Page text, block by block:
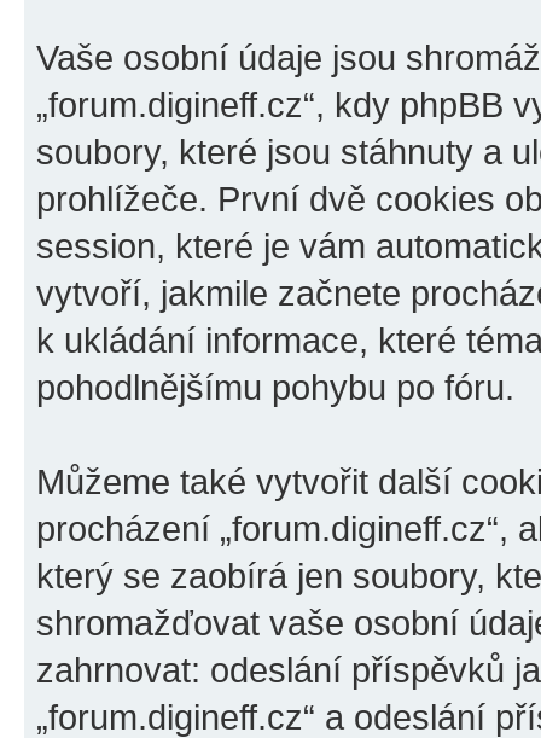
Vaše osobní údaje jsou
„forum.digineff.cz“, kdy phpBB
soubory, které jsou stáhnuty a
prohlížeče. První dvě cookies
session, které je vám
vytvoří, jakmile začnete
k ukládání informace, které
pohodlnějšímu pohybu po fóru.
Můžeme také vytvořit další
procházení „forum.digineff.cz“,
který se zaobírá jen soubory,
shromažďovat vaše osobní
zahrnovat: odeslání příspěvků
„forum.digineff.cz“ a odeslání